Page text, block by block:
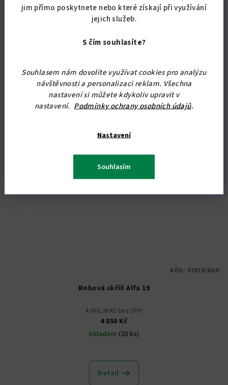
jim přímo poskytnete nebo které získají při využívání
jejich služeb.
S čím souhlasíte?
Souhlasem nám dovolíte využívat cookies pro analýzu
návštěvnosti a personalizaci reklam. Všechna
nastavení si můžete kdykoliv upravit v
nastavení. Podmínky ochrany osobních údajů.
Nastavení
Souhlasím
Průměrné
hodnocení
5,0
hvězdiček.
cm (v x š x hl)
Rohová skříň Alfa 19
4 008,26 Kč bez DPH
4 850 Kč
Skladem (20 ks)
hodnocení
produktu
Detail
KÓD: 07019/BUK